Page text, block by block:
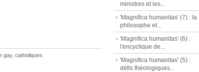
ministres et les...
'Magnifica humanitas' (7) : la
philosophe et...
'Magnifica humanitas' (6) :
l'encyclique de...
'Magnifica humanitas' (5) :
défis théologiques...
gay, catholiques